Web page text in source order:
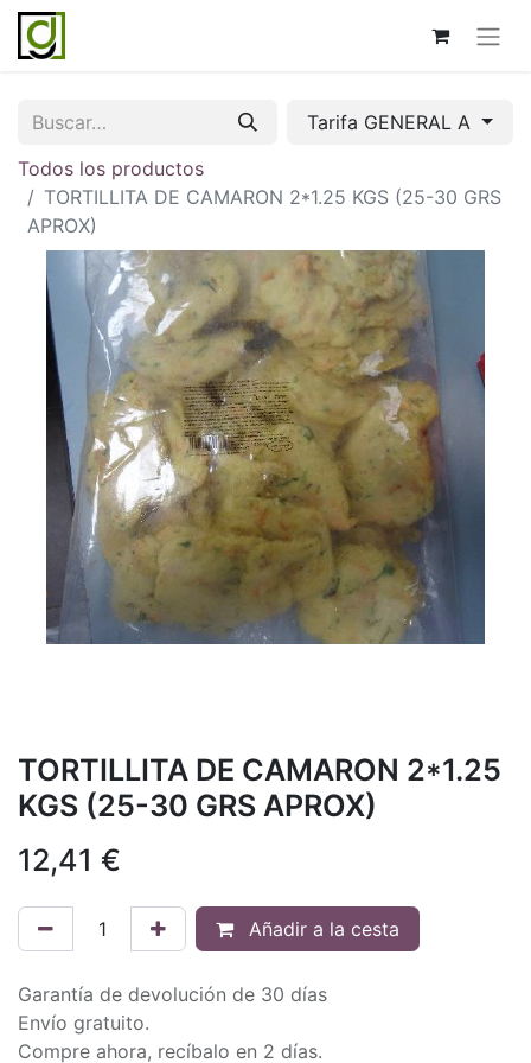
Tarifa GENERAL A
Todos los productos
TORTILLITA DE CAMARON 2*1.25 KGS (25-30 GRS
APROX)
TORTILLITA DE CAMARON 2*1.25
KGS (25-30 GRS APROX)
12,41 €
Añadir a la cesta
Garantía de devolución de 30 días
Envío gratuito.
Compre ahora, recíbalo en 2 días.